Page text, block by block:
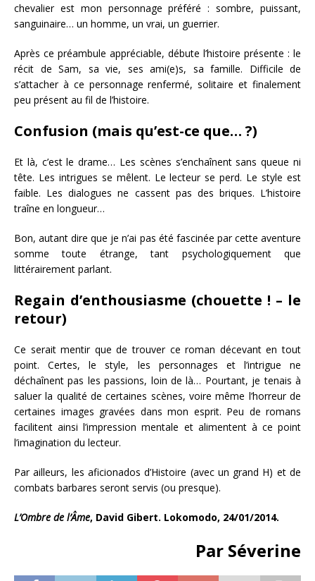
chevalier est mon personnage préféré : sombre, puissant,
sanguinaire… un homme, un vrai, un guerrier.
Après ce préambule appréciable, débute l’histoire présente : le
récit de Sam, sa vie, ses ami(e)s, sa famille. Difficile de
s’attacher à ce personnage renfermé, solitaire et finalement
peu présent au fil de l’histoire.
Confusion (mais qu’est-ce que… ?)
Et là, c’est le drame… Les scènes s’enchaînent sans queue ni
tête. Les intrigues se mêlent. Le lecteur se perd. Le style est
faible. Les dialogues ne cassent pas des briques. L’histoire
traîne en longueur…
Bon, autant dire que je n’ai pas été fascinée par cette aventure
somme toute étrange, tant psychologiquement que
littérairement parlant.
Regain d’enthousiasme (chouette ! – le
retour)
Ce serait mentir que de trouver ce roman décevant en tout
point. Certes, le style, les personnages et l’intrigue ne
déchaînent pas les passions, loin de là… Pourtant, je tenais à
saluer la qualité de certaines scènes, voire même l’horreur de
certaines images gravées dans mon esprit. Peu de romans
facilitent ainsi l’impression mentale et alimentent à ce point
l’imagination du lecteur.
Par ailleurs, les aficionados d’Histoire (avec un grand H) et de
combats barbares seront servis (ou presque).
L’Ombre de l’Âme, David Gibert. Lokomodo, 24/01/2014.
Par Séverine